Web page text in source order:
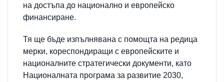
на достъпа до национално и европейско
финансиране.
Тя ще бъде изпълнявана с помощта на редица
мерки, кореспондиращи с европейските и
националните стратегически документи, като
Националната програма за развитие 2030,